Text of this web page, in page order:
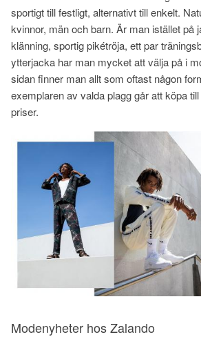
sportigt till festligt, alternativt till enkelt.
kvinnor, män och barn. Är man istället på
klänning, sportig pikétröja, ett par
ytterjacka har man mycket att välja på i
sidan finner man allt som oftast någon
exemplaren av valda plagg går att köpa
priser.
Modenyheter hos Zalando